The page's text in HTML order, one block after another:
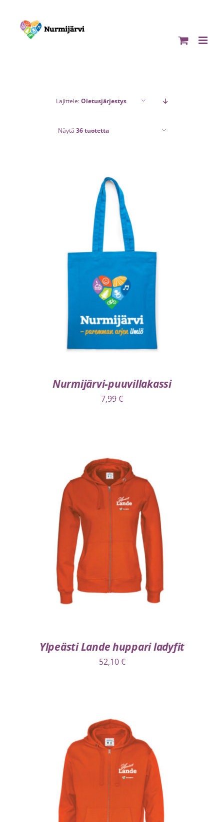
content
Lajittele:Oletusjärjestys
Näytä 36 tuotetta
VALITSE VAIHTOEHDOISTA LISÄTIEDOT
Nurmijärvi-puuvillakassi
7,99€
VALITSE VAIHTOEHDOISTA / LISÄTIEDOT
Ylpeästi Lande huppari ladyfit
52,10€
VALITSE VAIHTOEHDOISTA LISÄTIEDOT